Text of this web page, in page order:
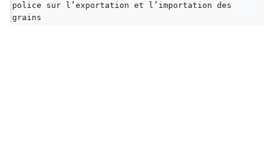
police sur l’exportation et l’importation des
grains